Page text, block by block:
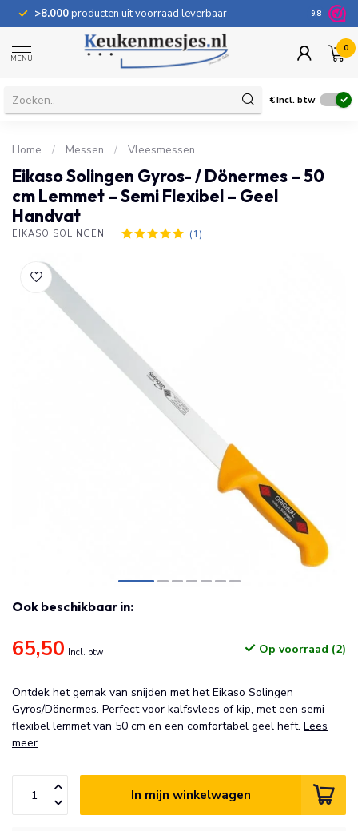
>8.000producten uit voorraad leverbaar 100
9.8
MENU
0
€Incl. btw
Home / Messen / Vleesmessen
Eikaso Solingen Gyros- / Dönermes – 50
cm Lemmet – Semi Flexibel – Geel
Handvat
EIKASO SOLINGEN (1)
Ook beschikbaar in:
65,50 Incl. btw Op voorraad (2)
Ontdek het gemak van snijden met het Eikaso Solingen
Gyros/Dönermes. Perfect voor kalfsvlees of kip, met een semi-
flexibel lemmet van 50 cm en een comfortabel geel heft. Lees
meer.
In mijn winkelwagen